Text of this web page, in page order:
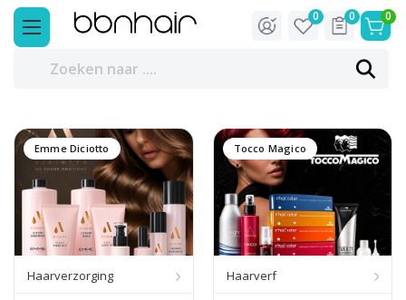
0
0
0
Emme Diciotto
Haarverzorging
Tocco Magico
Haarverf